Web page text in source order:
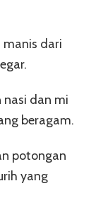
manis dari
nasi dan mi
beragam.
potongan
yang